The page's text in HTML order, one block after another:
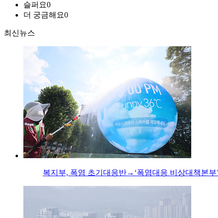
슬퍼요0
더 궁금해요0
최신뉴스
복지부, 폭염 초기대응반→‘폭염대응 비상대책본부